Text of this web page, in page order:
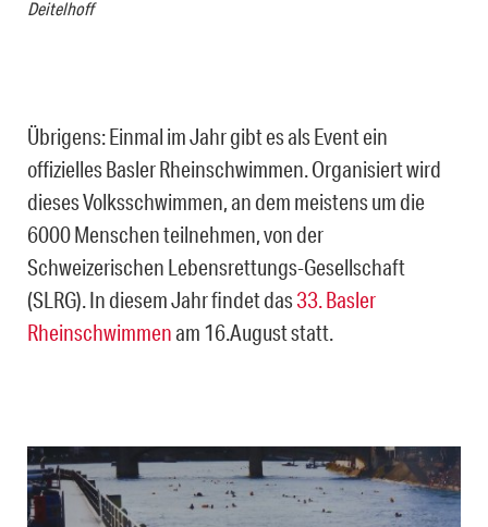
Deitelhoff
Übrigens: Einmal im Jahr gibt es als Event ein
offizielles Basler Rheinschwimmen. Organisiert wird
dieses Volksschwimmen, an dem meistens um die
6000 Menschen teilnehmen, von der
Schweizerischen Lebensrettungs-Gesellschaft
(SLRG). In diesem Jahr findet das33. Basler
Rheinschwimmenam 16.August statt.